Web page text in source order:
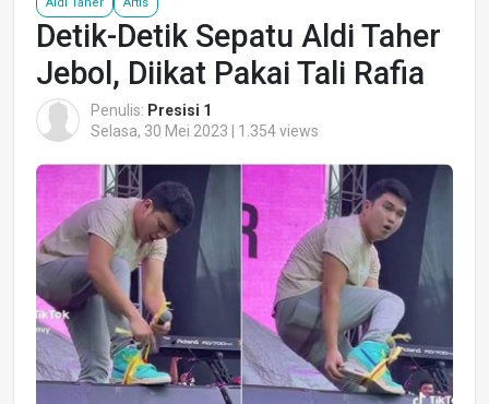
Detik-Detik Sepatu Aldi Taher
Jebol, Diikat Pakai Tali Rafia
Penulis: Presisi 1
Selasa, 30 Mei 2023 | 1.354 views